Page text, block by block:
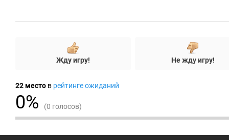
+
Жду игру! -
Не жду игру!
22место в рейтинге ожиданий
0% (0 голосов)